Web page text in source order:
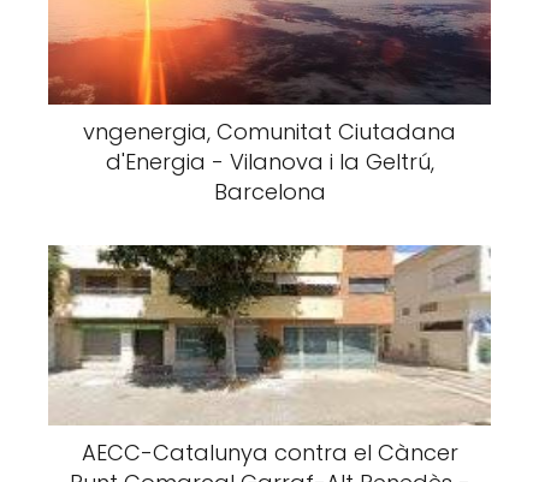
vngenergia, Comunitat Ciutadana
d'Energia - Vilanova i la Geltrú,
Barcelona
AECC-Catalunya contra el Càncer